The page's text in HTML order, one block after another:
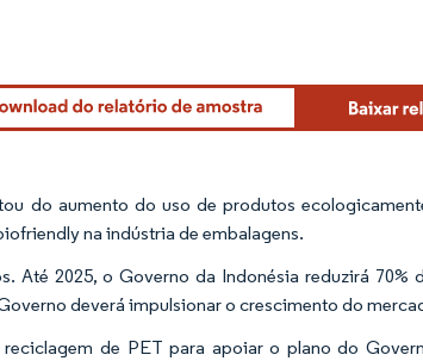
do aumento do uso de produtos
na indústria de embalagens.
Até 2025, o Governo da Indonésia reduzirá 70%
deverá impulsionar o crescimento do
de PET para apoiar o plano do